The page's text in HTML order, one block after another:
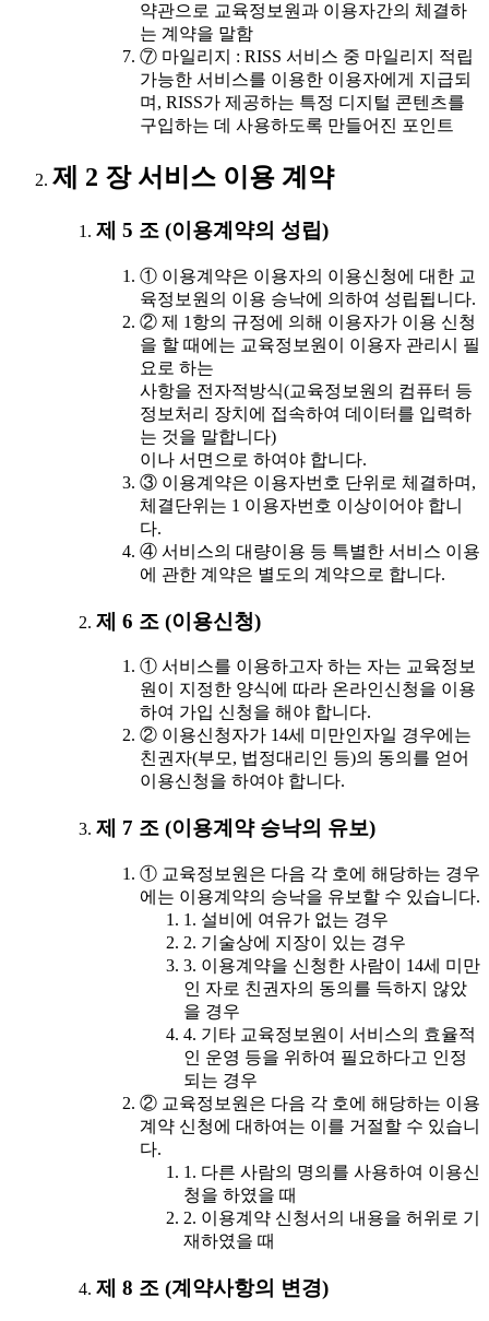
약관으로 교육정보원과 이용자간의 체결하
는 계약을 말함
⑦ 마일리지 : RISS 서비스 중 마일리지 적립
가능한 서비스를 이용한 이용자에게 지급되
며, RISS가 제공하는 특정 디지털 콘텐츠를
구입하는 데 사용하도록 만들어진 포인트
제 2 장 서비스 이용 계약
제 5 조 (이용계약의 성립)
① 이용계약은 이용자의 이용신청에 대한 교
육정보원의 이용 승낙에 의하여 성립됩니다.
② 제 1항의 규정에 의해 이용자가 이용 신청
을 할 때에는 교육정보원이 이용자 관리시 필
요로 하는
사항을 전자적방식(교육정보원의 컴퓨터 등
정보처리 장치에 접속하여 데이터를 입력하
는 것을 말합니다)
이나 서면으로 하여야 합니다.
③ 이용계약은 이용자번호 단위로 체결하며,
체결단위는 1 이용자번호 이상이어야 합니
다.
④ 서비스의 대량이용 등 특별한 서비스 이용
에 관한 계약은 별도의 계약으로 합니다.
제 6 조 (이용신청)
① 서비스를 이용하고자 하는 자는 교육정보
원이 지정한 양식에 따라 온라인신청을 이용
하여 가입 신청을 해야 합니다.
② 이용신청자가 14세 미만인자일 경우에는
친권자(부모, 법정대리인 등)의 동의를 얻어
이용신청을 하여야 합니다.
제 7 조 (이용계약 승낙의 유보)
① 교육정보원은 다음 각 호에 해당하는 경우
에는 이용계약의 승낙을 유보할 수 있습니다.
1. 설비에 여유가 없는 경우
2. 기술상에 지장이 있는 경우
3. 이용계약을 신청한 사람이 14세 미만
인 자로 친권자의 동의를 득하지 않았
을 경우
4. 기타 교육정보원이 서비스의 효율적
인 운영 등을 위하여 필요하다고 인정
되는 경우
② 교육정보원은 다음 각 호에 해당하는 이용
계약 신청에 대하여는 이를 거절할 수 있습니
다.
1. 다른 사람의 명의를 사용하여 이용신
청을 하였을 때
2. 이용계약 신청서의 내용을 허위로 기
재하였을 때
제 8 조 (계약사항의 변경)